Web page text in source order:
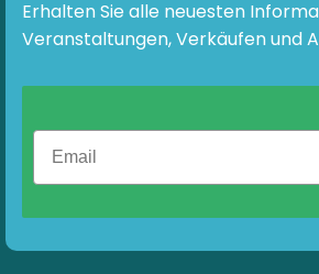
Erhalten Sie alle neuesten
Veranstaltungen, Verkäufen und